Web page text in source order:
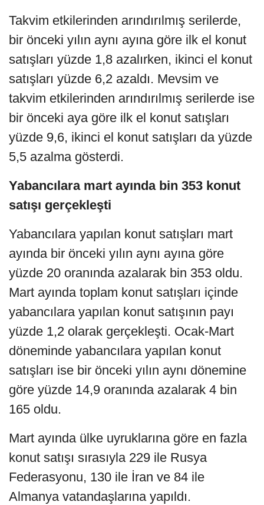
Takvim etkilerinden arındırılmış serilerde,
bir önceki yılın aynı ayına göre ilk el konut
satışları yüzde 1,8 azalırken, ikinci el konut
satışları yüzde 6,2 azaldı. Mevsim ve
takvim etkilerinden arındırılmış serilerde ise
bir önceki aya göre ilk el konut satışları
yüzde 9,6, ikinci el konut satışları da yüzde
5,5 azalma gösterdi.
Yabancılara mart ayında bin 353 konut
satışı gerçekleşti
Yabancılara yapılan konut satışları mart
ayında bir önceki yılın aynı ayına göre
yüzde 20 oranında azalarak bin 353 oldu.
Mart ayında toplam konut satışları içinde
yabancılara yapılan konut satışının payı
yüzde 1,2 olarak gerçekleşti. Ocak-Mart
döneminde yabancılara yapılan konut
satışları ise bir önceki yılın aynı dönemine
göre yüzde 14,9 oranında azalarak 4 bin
165 oldu.
Mart ayında ülke uyruklarına göre en fazla
konut satışı sırasıyla 229 ile Rusya
Federasyonu, 130 ile İran ve 84 ile
Almanya vatandaşlarına yapıldı.